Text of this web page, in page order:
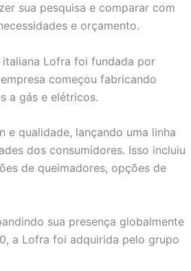
sua pesquisa e comparar com
e orçamento.
Lofra foi fundada por
começou fabricando
a gás e elétricos.
e qualidade, lançando uma linha
dos consumidores. Isso incluiu
de queimadores, opções de
sua presença globalmente
a Lofra foi adquirida pelo grupo